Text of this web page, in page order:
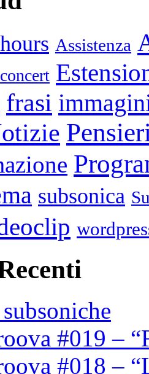
Assistenza
concert
frasi
subsonica
#019 –
#018 –